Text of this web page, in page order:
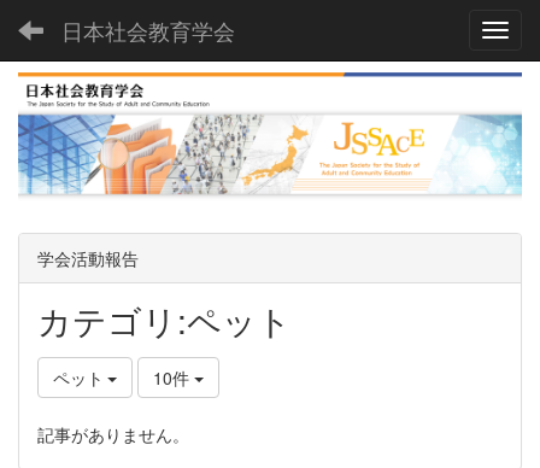
日本社会教育学会
学会活動報告
カテゴリ:ペット
ペット 10件
記事がありません。